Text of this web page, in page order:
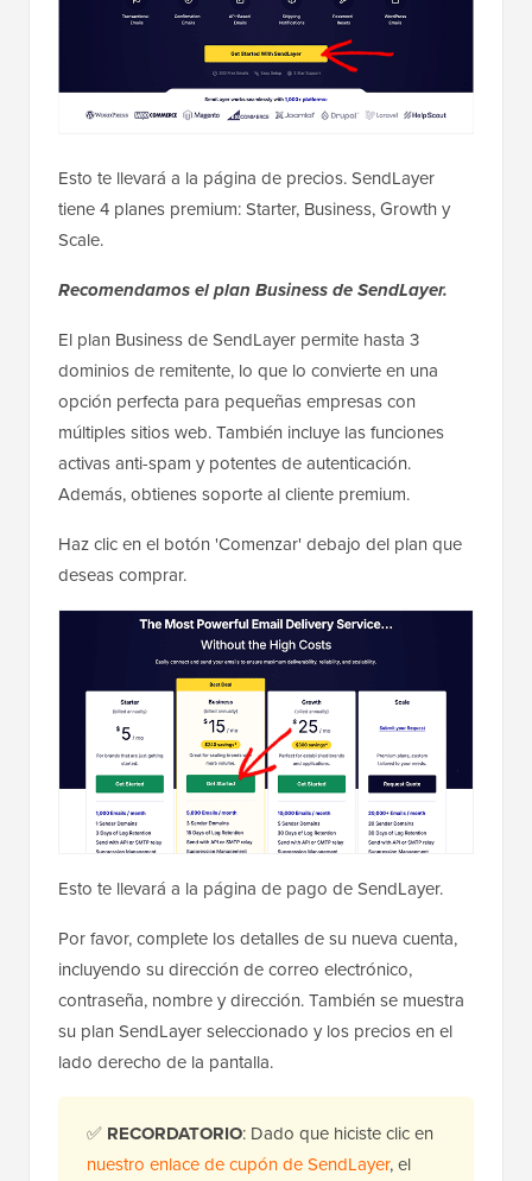
Esto te llevará a la página de precios. SendLayer
tiene 4 planes premium: Starter, Business, Growth y
Scale.
Recomendamos el plan Business de SendLayer.
El plan Business de SendLayer permite hasta 3
dominios de remitente, lo que lo convierte en una
opción perfecta para pequeñas empresas con
múltiples sitios web. También incluye las funciones
activas anti-spam y potentes de autenticación.
Además, obtienes soporte al cliente premium.
Haz clic en el botón 'Comenzar' debajo del plan que
deseas comprar.
Esto te llevará a la página de pago de SendLayer.
Por favor, complete los detalles de su nueva cuenta,
incluyendo su dirección de correo electrónico,
contraseña, nombre y dirección. También se muestra
su plan SendLayer seleccionado y los precios en el
lado derecho de la pantalla.
✅ RECORDATORIO: Dado que hiciste clic en
nuestro enlace de cupón de SendLayer, el